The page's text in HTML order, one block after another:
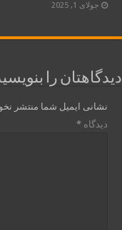
جولای 1, 2025
دیدگاهتان را
نشانی ایمیل شما منتشر
دیدگاه*